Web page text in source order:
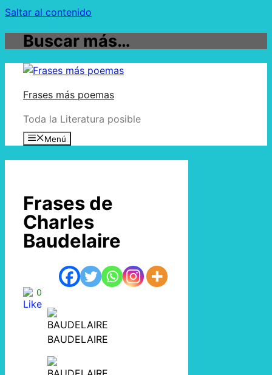
Saltar al contenido
Buscar más…
Frases más poemas
Toda la Literatura posible
Menú
Frases de
Charles
Baudelaire
0
BAUDELAIRE